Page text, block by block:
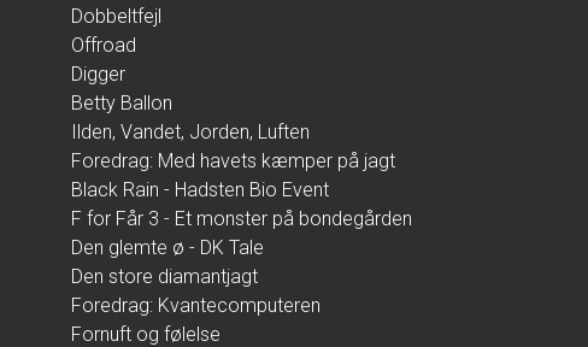
Dobbeltfejl
Offroad
Digger
Betty Ballon
Ilden, Vandet, Jorden, Luften
Foredrag: Med havets kæmper på jagt
Black Rain - Hadsten Bio Event
F for Får 3 - Et monster på bondegården
Den glemte ø - DK Tale
Den store diamantjagt
Foredrag: Kvantecomputeren
Fornuft og følelse